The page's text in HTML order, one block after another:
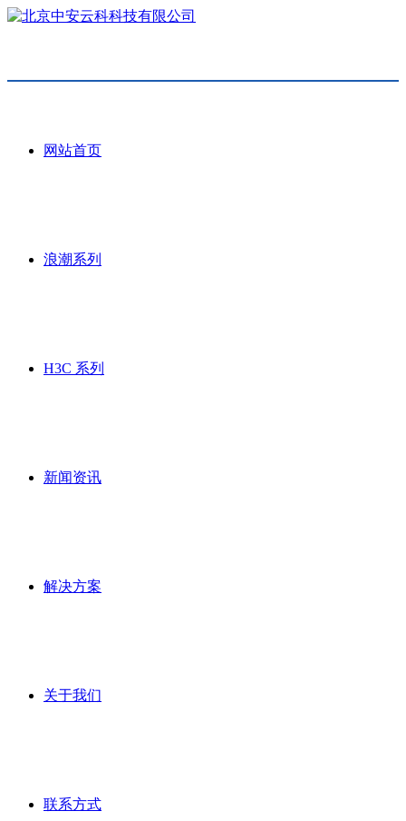
网站首页
浪潮系列
H3C 系列
新闻资讯
解决方案
关于我们
联系方式